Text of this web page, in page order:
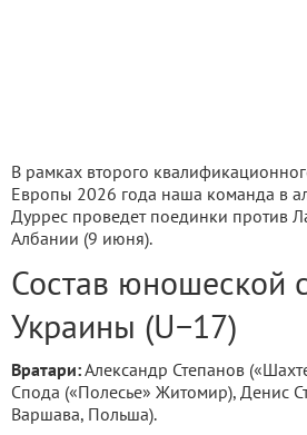
В рамках второго
Европы 2026 года наша команда в
Дуррес проведет поединки против
Албании (9 июня).
Состав юношеской
Украины (U−17)
Вратари:Александр Степанов
Спода («Полесье» Житомир), Денис
Варшава, Польша).